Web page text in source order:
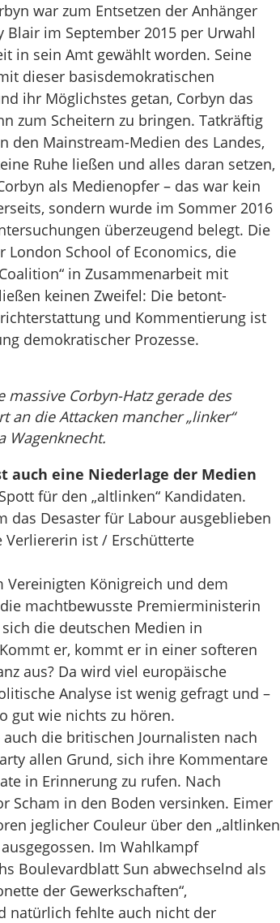
war zum Entsetzen der Anhänger
Blair im September 2015 per Urwahl
in sein Amt gewählt worden. Seine
dieser basisdemokratischen
ihr Möglichstes getan, Corbyn das
zum Scheitern zu bringen. Tatkräftig
den Mainstream-Medien des Landes,
Ruhe ließen und alles daran setzen,
als Medienopfer – das war kein
sondern wurde im Sommer 2016
überzeugend belegt. Die
London School of Economics, die
in Zusammenarbeit mit
keinen Zweifel: Die betont-
und Kommentierung ist
demokratischer Prozesse.
massive Corbyn-Hatz gerade des
an die Attacken mancher „linker“
Wagenknecht.
auch eine Niederlage der Medien
für den „altlinken“ Kandidaten.
das Desaster für Labour ausgeblieben
Verliererin ist / Erschütterte
Vereinigten Königreich und dem
machtbewusste Premierministerin
sich die deutschen Medien in
er, kommt er in einer softeren
aus? Da wird viel europäische
Analyse ist wenig gefragt und –
gut wie nichts zu hören.
die britischen Journalisten nach
allen Grund, sich ihre Kommentare
in Erinnerung zu rufen. Nach
Scham in den Boden versinken. Eimer
jeglicher Couleur über den „altlinken
Im Wahlkampf
Boulevardblatt Sun abwechselnd als
der Gewerkschaften“,
natürlich fehlte auch nicht der